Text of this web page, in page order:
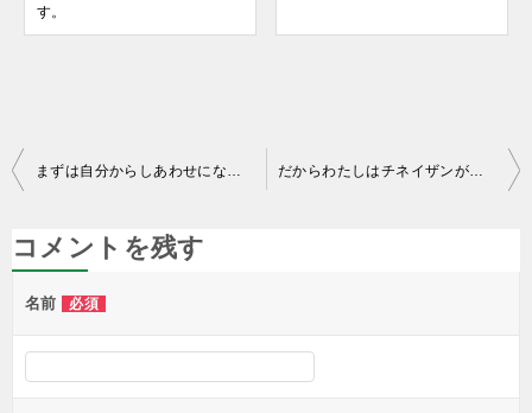
す。
投
ナ
ビ
ゲ
ー
まずは自分からしあわせになろう だからわたしはチネイザンが好き
コメントを残す
名前 必須